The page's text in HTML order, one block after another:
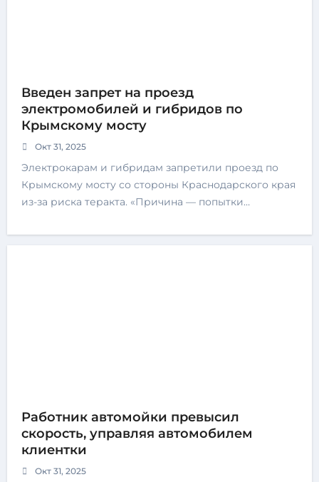
Введен запрет на проезд
электромобилей и гибридов по
Крымскому мосту
Окт 31, 2025
Электрокарам и гибридам запретили проезд по
Крымскому мосту со стороны Краснодарского края
из-за риска теракта. «Причина — попытки…
Работник автомойки превысил
скорость, управляя автомобилем
клиентки
Окт 31, 2025